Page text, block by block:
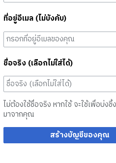
ที่อยู่อีเมล (ไม่บังคับ)
ชื่อจริง (เลือกไม่ใส่ได้)
ไม่ต้องใช้ชื่อจริง หากใช้ จะใช้เพื่อบ่ง
มาจากคุณ
สร้างบัญชีของคุณ